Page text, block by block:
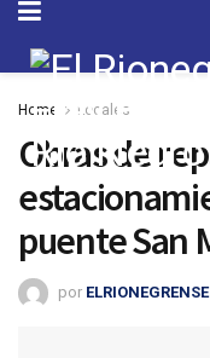
Home Locales
Obras de
puente San
por ELRIONEGRENSE